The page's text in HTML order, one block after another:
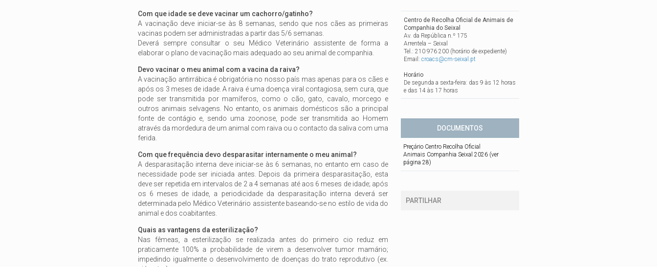
Com que idade se deve vacinar um cachorro/gatinho?
A vacinação deve iniciar-se às 8 semanas, sendo que nos cães as primeiras
vacinas podem ser administradas a partir das 5/6 semanas.
Deverá sempre consultar o seu Médico Veterinário assistente de forma a
elaborar o plano de vacinação mais adequado ao seu animal de companhia.
Devo vacinar o meu animal com a vacina da raiva?
A vacinação antirrábica é obrigatória no nosso país mas apenas para os cães e
após os 3 meses de idade. A raiva é uma doença viral contagiosa, sem cura, que
pode ser transmitida por mamíferos, como o cão, gato, cavalo, morcego e
outros animais selvagens. No entanto, os animais domésticos são a principal
fonte de contágio e, sendo uma zoonose, pode ser transmitida ao Homem
através da mordedura de um animal com raiva ou o contacto da saliva com uma
ferida.
Com que frequência devo desparasitar internamente o meu animal?
A desparasitação interna deve iniciar-se às 6 semanas, no entanto em caso de
necessidade pode ser iniciada antes. Depois da primeira desparasitação, esta
deve ser repetida em intervalos de 2 a 4 semanas até aos 6 meses de idade; após
os 6 meses de idade, a periodicidade da desparasitação interna deverá ser
determinada pelo Médico Veterinário assistente baseando-se no estilo de vida do
animal e dos coabitantes.
Quais as vantagens da esterilização?
Nas fêmeas, a esterilização se realizada antes do primeiro cio reduz em
praticamente 100% a probabilidade de virem a desenvolver tumor mamário;
impedindo igualmente o desenvolvimento de doenças do trato reprodutivo (ex.
Centro de Recolha Oficial de Animais de
Companhia do Seixal
Av. da República n.º 175
Arrentela – Seixal
Tel.: 210 976 200 (horário de expediente)
Email: croacs@cm-seixal.pt
Horário
De segunda a sexta-feira: das 9 às 12 horas
e das 14 às 17 horas
DOCUMENTOS
Preçário Centro Recolha Oficial
Animais Companhia Seixal 2026 (ver
página 28)
PARTILHAR